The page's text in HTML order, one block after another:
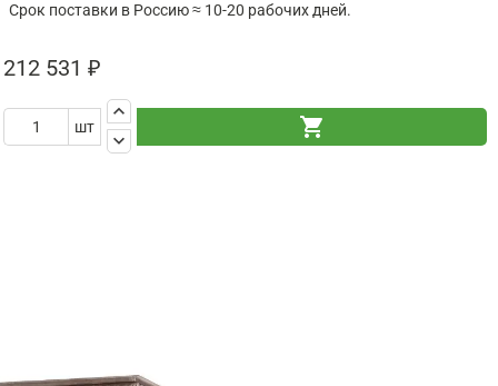
Срок поставки в Россию ≈ 10-20 рабочих дней.
212 531 ₽
шт
keyboard_arrow_up
keyboard_arrow_down
shopping_cart